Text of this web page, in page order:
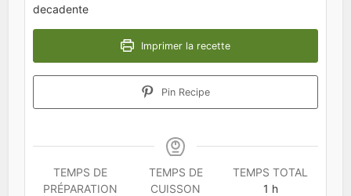
decadente
Imprimer la recette
Pin Recipe
TEMPS DE
PRÉPARATION
TEMPS DE
CUISSON
TEMPS TOTAL
1 heure
h